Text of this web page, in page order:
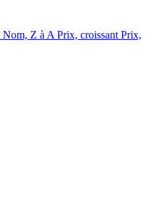
Nom, Z à APrix, croissantPrix,